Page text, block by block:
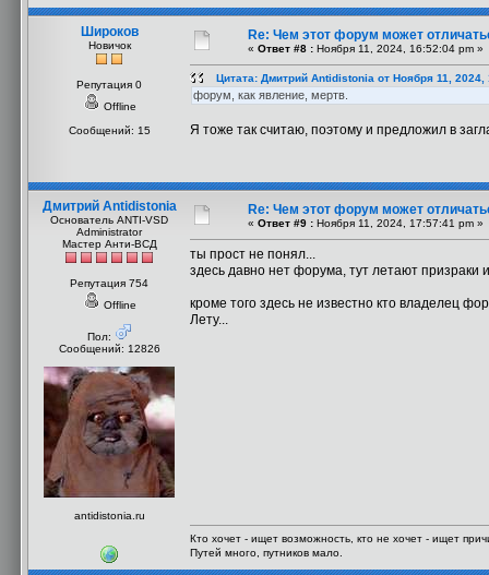
Широков
Новичок
Репутация 0
Offline
Сообщений: 15
Re: Чем этот форум может
« Ответ #8 : Ноября 11, 2024, 16:52:04 pm »
Цитата: Дмитрий Antidistonia от Ноября 11, 2024,
форум, как явление, мертв.
Я тоже так считаю, поэтому и предложил в
Дмитрий Antidistonia
Основатель ANTI-VSD
Administrator
Мастер Анти-ВСД
Репутация 754
Offline
Пол:
Сообщений: 12826
antidistonia.ru
Re: Чем этот форум может
« Ответ #9 : Ноября 11, 2024, 17:57:41 pm »
ты прост не понял...
здесь давно нет форума, тут летают призраки
кроме того здесь не известно кто владелец
Лету...
Кто хочет - ищет возможность, кто не хочет - ищет
Путей много, путников мало.